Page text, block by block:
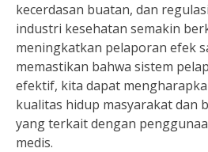
kecerdasan buatan, dan
industri kesehatan semakin
meningkatkan pelaporan efek
memastikan bahwa sistem
efektif, kita dapat
kualitas hidup masyarakat dan
yang terkait dengan
medis.